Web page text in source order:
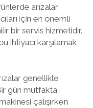
arızalar
için en önemli
bir servis hizmetidir.
ihtiyacı karşılamak
genellikle
gün mutfakta
çalışırken